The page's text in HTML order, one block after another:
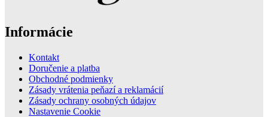
Informácie
Kontakt
Doručenie a platba
Obchodné podmienky
Zásady vrátenia peňazí a reklamácií
Zásady ochrany osobných údajov
Nastavenie Cookie